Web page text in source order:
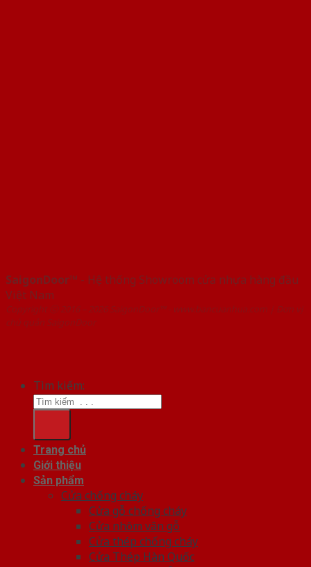
SaigonDoor™ - Hệ thống Showroom cửa nhựa hàng đầu
Việt Nam
Copyright ⓒ 2016 – 2026 SaigonDoor™ - www.bancuanhua.com | Đơn vị
chủ quản SaigonDoor
Tìm kiếm:
Trang chủ
Giới thiệu
Sản phẩm
Cửa chống cháy
Cửa gỗ chống cháy
Cửa nhôm vân gỗ
Cửa thép chống cháy
Cửa Thép Hàn Quốc